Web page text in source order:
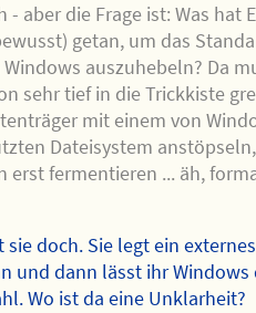
- aber die Frage ist: Was hat
getan, um das
auszuhebeln? Da
sehr tief in die Trickkiste
mit einem von
Dateisystem
erst fermentieren ... äh,
sie doch. Sie legt ein externes
und dann lässt ihr Windows
Wo ist da eine Unklarheit?